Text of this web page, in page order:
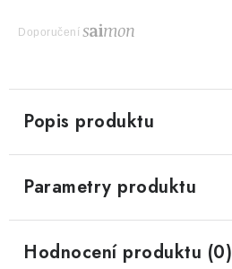
Doporučení
Popis produktu
Parametry produktu
Hodnocení produktu (0)